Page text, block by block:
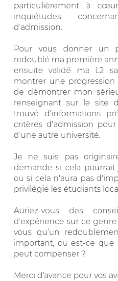
particulièrement à
inquiétudes
d'admission.
Pour vous donner un
redoublé ma première
ensuite validé ma L2
montrer une
de démontrer mon
renseignant sur le site
trouvé d'informations
critères d'admission
d'une autre université.
Je ne suis pas
demande si cela
ou si cela n'aura pas
privilégie les étudiants
Auriez-vous des
d'expérience sur ce
vous qu’un
important, ou est-ce que
peut compenser ?
Merci d'avance pour vos